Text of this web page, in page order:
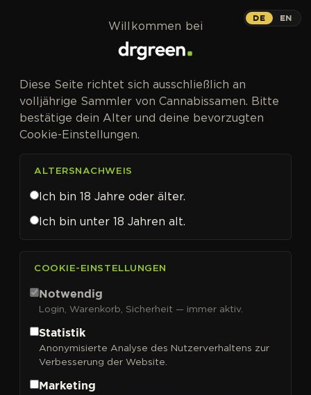
Advanced Seeds
Sortieren nach
DE EN
Willkommen bei
Diese Seite richtet sich ausschließlich an
volljährige Sammler von Cannabissamen. Bitte
bestätige dein Alter und deine bevorzugten
Cookie-Einstellungen.
ALTERSNACHWEIS
Ich bin 18 Jahre oder älter.
Ich bin unter 18 Jahren alt.
COOKIE-EINSTELLUNGEN
Notwendig
Login, Warenkorb, Sicherheit — immer aktiv.
Statistik
Anonymisierte Analyse des Nutzerverhaltens zur
Verbesserung der Website.
Marketing